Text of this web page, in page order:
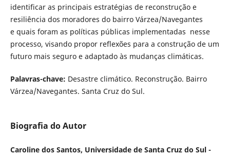
identificar as principais estratégias de reconstrução e
resiliência dos moradores do bairro Várzea/Navegantes
e quais foram as políticas públicas implementadas nesse
processo, visando propor reflexões para a construção de um
futuro mais seguro e adaptado às mudanças climáticas.
Palavras-chave: Desastre climático. Reconstrução. Bairro
Várzea/Navegantes. Santa Cruz do Sul.
Biografia do Autor
Caroline dos Santos, Universidade de Santa Cruz do Sul -